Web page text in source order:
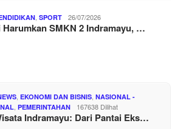
SPORT 26/07/2026
SMKN 2 Indramayu, …
EKONOMI DAN BISNIS NASIONAL -
PEMERINTAHAN 167638 Dilihat
Indramayu: Dari Pantai Eks…